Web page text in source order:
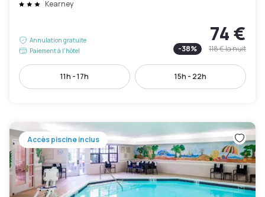
Kearney
Annulation gratuite
Paiement à l'hôtel
74 €
-38% 118 €la nuit
11h - 17h 15h - 22h
Accès piscine inclus